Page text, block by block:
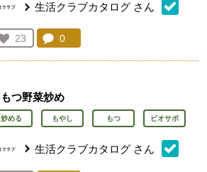
生活クラブカタログ さん
お気に入り登録：
23
人が登録
コメント：
0
もつ野菜炒め
炒める もやし もつ ビオサポ
生活クラブカタログ さん